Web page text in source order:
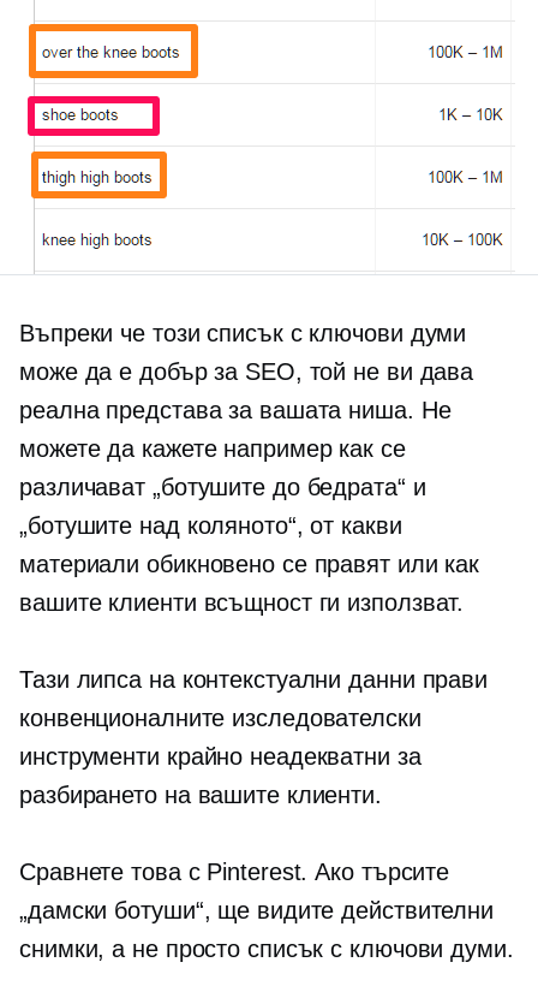
Въпреки че този списък с ключови думи
може да е добър за SEO, той не ви дава
реална представа за вашата ниша. Не
можете да кажете например как се
различават „ботушите до бедрата“ и
„ботушите над коляното“, от какви
материали обикновено се правят или как
вашите клиенти всъщност ги използват.
Тази липса на контекстуални данни прави
конвенционалните изследователски
инструменти крайно неадекватни за
разбирането на вашите клиенти.
Сравнете това с Pinterest. Ако търсите
„дамски ботуши“, ще видите действителни
снимки, а не просто списък с ключови думи.